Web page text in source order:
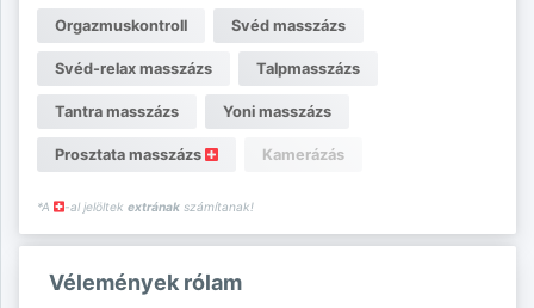
Orgazmuskontroll Svéd masszázs
Svéd-relax masszázs Talpmasszázs
Tantra masszázs Yoni masszázs
Prosztata masszázs Kamerázás
*A -al jelöltek extrának számítanak!
Vélemények rólam